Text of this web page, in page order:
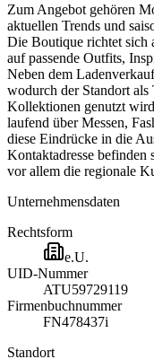
Zum Angebot gehören
aktuellen Trends und
Die Boutique richtet sich
auf passende Outfits,
Neben dem
wodurch der Standort
Kollektionen genutzt
laufend über Messen,
diese Eindrücke in die
Kontaktadresse befinden
vor allem die regionale
Unternehmensdaten
Rechtsform
e.U.
UID-Nummer
ATU59729119
Firmenbuchnummer
FN478437i
Standort